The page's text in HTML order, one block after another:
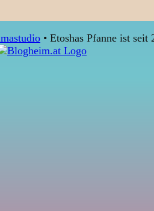
• Etoshas Pfanne ist